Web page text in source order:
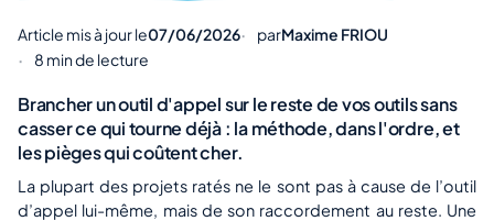
Article mis à jour le07/06/2026 parMaxime FRIOU
8 min de lecture
Brancher un outil d'appel sur le reste de vos outils sans
casser ce qui tourne déjà : la méthode, dans l'ordre, et
les pièges qui coûtent cher.
La plupart des projets ratés ne le sont pas à cause de l’outil
d’appel lui-même, mais de son raccordement au reste. Une